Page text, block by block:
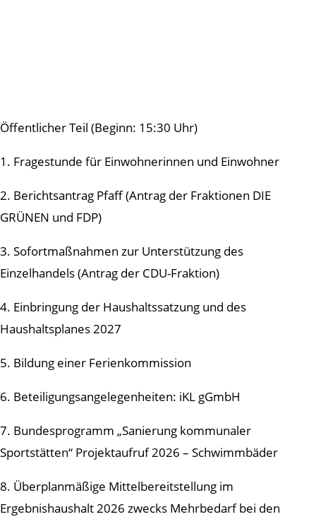
Öffentlicher Teil (Beginn: 15:30 Uhr)
1. Fragestunde für Einwohnerinnen und Einwohner
2. Berichtsantrag Pfaff (Antrag der Fraktionen DIE
GRÜNEN und FDP)
3. Sofortmaßnahmen zur Unterstützung des
Einzelhandels (Antrag der CDU-Fraktion)
4. Einbringung der Haushaltssatzung und des
Haushaltsplanes 2027
5. Bildung einer Ferienkommission
6. Beteiligungsangelegenheiten: iKL gGmbH
7. Bundesprogramm „Sanierung kommunaler
Sportstätten“ Projektaufruf 2026 – Schwimmbäder
8. Überplanmäßige Mittelbereitstellung im
Ergebnishaushalt 2026 zwecks Mehrbedarf bei den